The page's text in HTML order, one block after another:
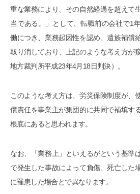
重な業務により、その自然経過を超えて
当である。」として、転職前の会社で1
働につき、業務起因性を認め、遺族補償
取り消しており、上記のような考え方が
地方裁判所平成23年4月18日判決）。
このような考え方は、労災保険制度が、
償責任を事業主が集団的に共同で補填す
根底にあると思われます。
なお、「業務上」といえるがという基準
で発生した事故によって負傷、死亡した
に罹患した場合とで異なります。